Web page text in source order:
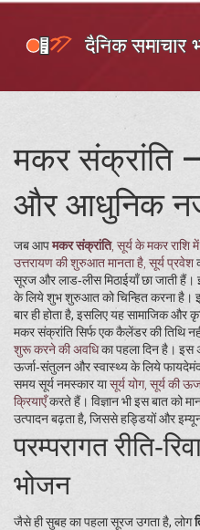
मकर संक्रांति –
और आधुनिक
जब आपमकर संक्रांति, सूर्य के मकर राशि में
उत्तरायण की शुरुआत मानता है सूर्य प्रवेश
सूरज और लाड‑लीस मिठाईयाँ छा जाती हैं।
के लिये शुभ शुरुआत को चिन्हित करना है।
बार ही होता है, इसलिए यह सामाजिक और
मकर संक्रांति सिर्फ एक कैलेंडर की तिथि
शुरू करने की अवधिका पहला दिन है। इस
ऊर्जा‑संतुलन और स्वास्थ्य के लिये
समय सूर्य नमस्कार यासूर्य योग, सूर्य की
क्रियाएँकरते हैं। विज्ञान भी इस बात को
उत्पादन बढ़ता है, जिससे हड्डियों और
परम्परागत
भोजन
जैसे ही सुबह का पहला सूरज उगता है, लोग